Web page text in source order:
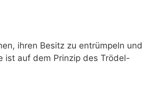
ihren Besitz zu entrümpeln und
ist auf dem Prinzip des Trödel-